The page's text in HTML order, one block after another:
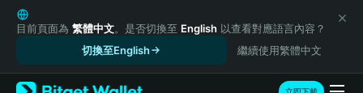
English
日本語
Русский
Español (Latinoamérica)
目前頁面為 繁體中文。是否切換至 English 以查看對應語言內容？
切換至English
繼續使用繁體中文
立即下載